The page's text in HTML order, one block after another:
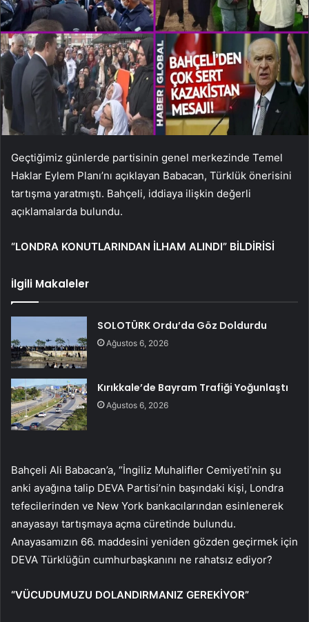
Geçtiğimiz günlerde partisinin genel merkezinde Temel
Haklar Eylem Planı’nı açıklayan Babacan, Türklük önerisini
tartışma yaratmıştı. Bahçeli, iddiaya ilişkin değerli
açıklamalarda bulundu.
“LONDRA KONUTLARINDAN İLHAM ALINDI” BİLDİRİSİ
İlgili Makaleler
SOLOTÜRK Ordu’da Göz Doldurdu
Ağustos 6, 2026
Kırıkkale’de Bayram Trafiği Yoğunlaştı
Ağustos 6, 2026
Bahçeli Ali Babacan’a, “İngiliz Muhalifler Cemiyeti’nin şu
anki ayağına talip DEVA Partisi’nin başındaki kişi, Londra
tefecilerinden ve New York bankacılarından esinlenerek
anayasayı tartışmaya açma cüretinde bulundu.
Anayasamızın 66. maddesini yeniden gözden geçirmek için
DEVA Türklüğün cumhurbaşkanını ne rahatsız ediyor?
“VÜCUDUMUZU DOLANDIRMANIZ GEREKİYOR”